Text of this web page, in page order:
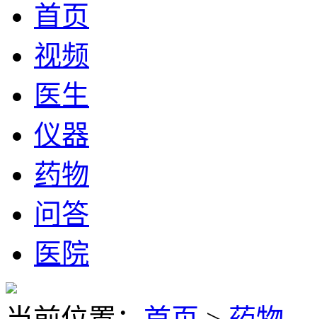
首页
视频
医生
仪器
药物
问答
医院